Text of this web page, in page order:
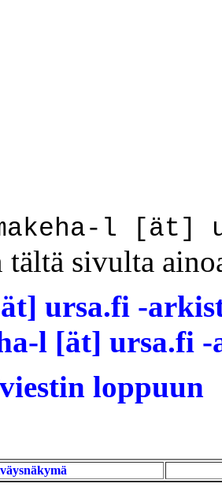
l [ät]
tältä sivulta
ursa.fi -
l [ät] ursa.fi -
loppuun